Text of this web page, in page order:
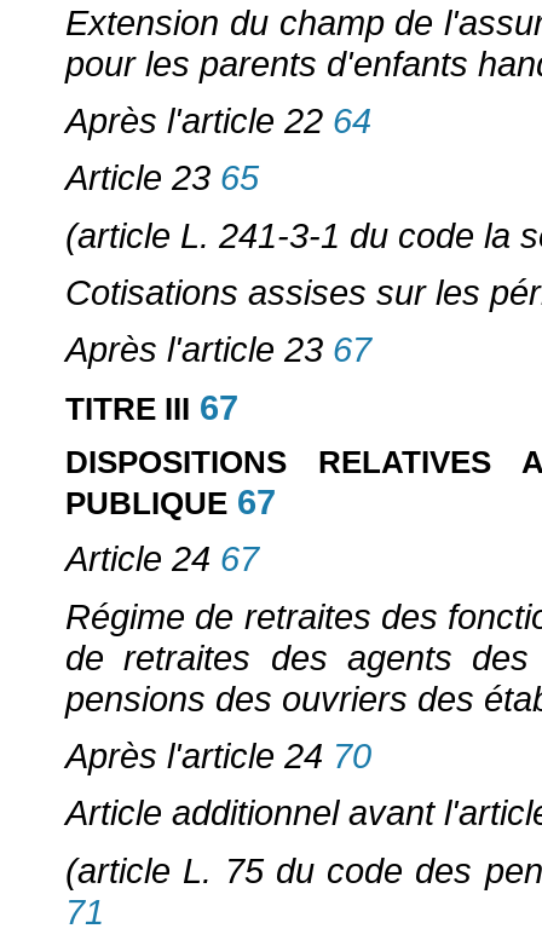
Extension du champ de
pour les parents d'enfants
Après l'article 22 64
Article 23 65
(article L. 241-3-1 du code la
Cotisations assises sur les
Après l'article 23 67
TITRE III 67
DISPOSITIONS
PUBLIQUE 67
Article 24 67
Régime de retraites des
de retraites des agents
pensions des ouvriers des
Après l'article 24 70
Article additionnel avant
(article L. 75 du code des
71